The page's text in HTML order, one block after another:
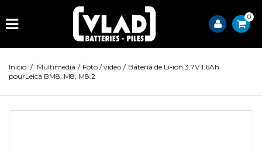
0
Inicio / Multimedia / Foto / video / Batería de Li-ion 3.7V 1.6Ah
pourLeica BM8, M8, M8.2